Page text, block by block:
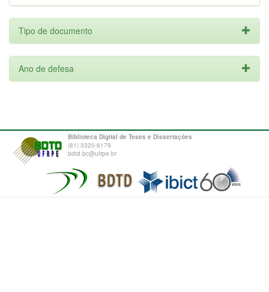
Tipo de documento
Ano de defesa
Biblioteca Digital de Teses e Dissertações
(81) 3320-6179
bdtd.bc@ufrpe.br